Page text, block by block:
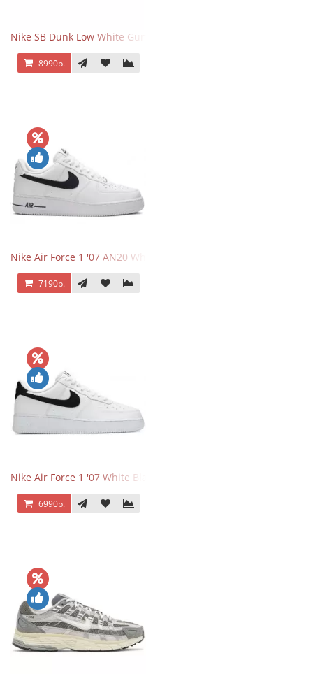
Nike SB Dunk Low White Gum
8990р.
Nike Air Force 1 '07 AN20 White Black
7190р.
Nike Air Force 1 '07 White Black
6990р.